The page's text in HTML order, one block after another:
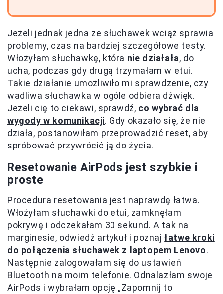
Jeżeli jednak jedna ze słuchawek wciąż sprawia
problemy, czas na bardziej szczegółowe testy.
Włożyłam słuchawkę, która nie działała, do
ucha, podczas gdy drugą trzymałam w etui.
Takie działanie umożliwiło mi sprawdzenie, czy
wadliwa słuchawka w ogóle odbiera dźwięk.
Jeżeli cię to ciekawi, sprawdź, co wybrać dla
wygody w komunikacji. Gdy okazało się, że nie
działa, postanowiłam przeprowadzić reset, aby
spróbować przywrócić ją do życia.
Resetowanie AirPods jest szybkie i
proste
Procedura resetowania jest naprawdę łatwa.
Włożyłam słuchawki do etui, zamknęłam
pokrywę i odczekałam 30 sekund. A tak na
marginesie, odwiedź artykuł i poznajłatwe kroki
do połączenia słuchawek z laptopem Lenovo.
Następnie zalogowałam się do ustawień
Bluetooth na moim telefonie. Odnalazłam swoje
AirPods i wybrałam opcję „Zapomnij to